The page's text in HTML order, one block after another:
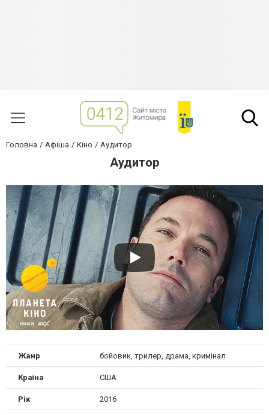
Головна Афіша Кіно Аудитор
Аудитор
Жанр бойовик, трилер, драма, кримінал
Країна США
Рік 2016